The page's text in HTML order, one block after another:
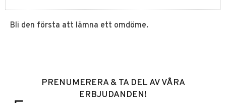
Bli den första att lämna ett omdöme.
PRENUMERERA & TA DEL AV VÅRA
ERBJUDANDEN!